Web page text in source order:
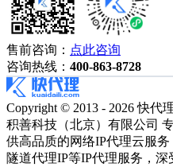
售前咨询： 点此咨询
咨询热线： 400-863-8728
Copyright © 2013 - 2026 快代
积善科技（北京）有限公司
供高品质的网络IP代理云服务
隧道代理IP等IP代理服务，深